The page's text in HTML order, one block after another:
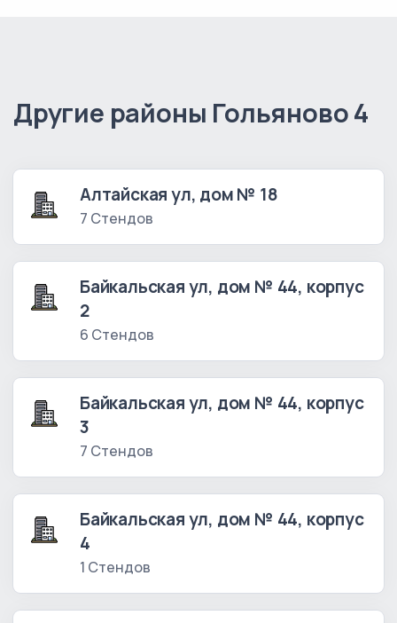
Другие районы Гольяново 4
Алтайская ул, дом № 18
7 Стендов
Байкальская ул, дом № 44, корпус
2
6 Стендов
Байкальская ул, дом № 44, корпус
3
7 Стендов
Байкальская ул, дом № 44, корпус
4
1 Стендов